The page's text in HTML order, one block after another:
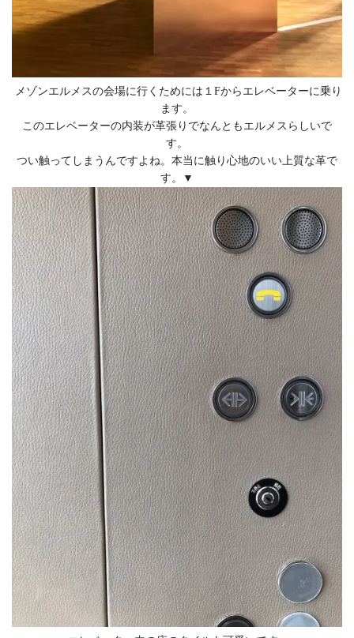
メゾンエルメスの会場に行くためには１Fからエレベーターに乗り
ます。
このエレベーターの内装が革張りでなんともエルメスらしいで
す。
つい触ってしまうんですよね。本当に触り心地のいい上質な革で
す。▼